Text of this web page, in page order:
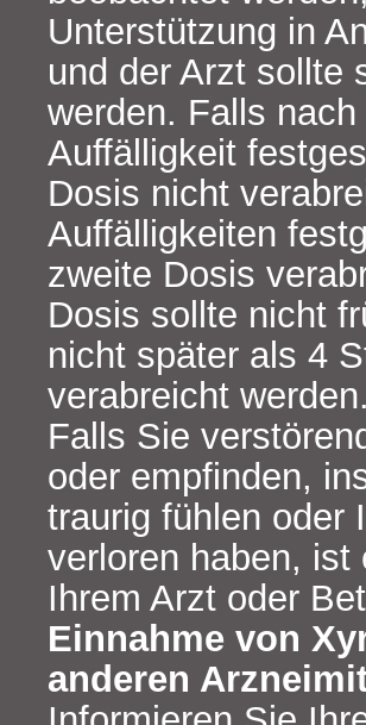
Unterstützung in
und der Arzt sollte
werden. Falls
Auffälligkeit
Dosis nicht
Auffälligkeiten
zweite Dosis
Dosis sollte nicht
nicht später als 4
verabreicht werden.
Falls Sie
oder empfinden,
traurig fühlen oder
verloren haben,
Ihrem Arzt oder
Einnahme von
anderen